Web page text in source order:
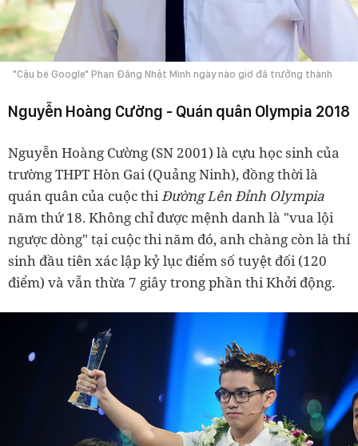
"Cậu bé Google" Phan Đăng Nhật Minh ngày nào giờ đã trưởng thành
Nguyễn Hoàng Cường - Quán quân Olympia 2018
Nguyễn Hoàng Cường (SN 2001) là cựu học sinh của
trường THPT Hòn Gai (Quảng Ninh), đồng thời là
quán quân của cuộc thi Đường Lên Đỉnh Olympia
năm thứ 18. Không chỉ được mệnh danh là "vua lội
ngược dòng" tại cuộc thi năm đó, anh chàng còn là thí
sinh đầu tiên xác lập kỷ lục điểm số tuyệt đối (120
điểm) và vẫn thừa 7 giây trong phần thi Khởi động.